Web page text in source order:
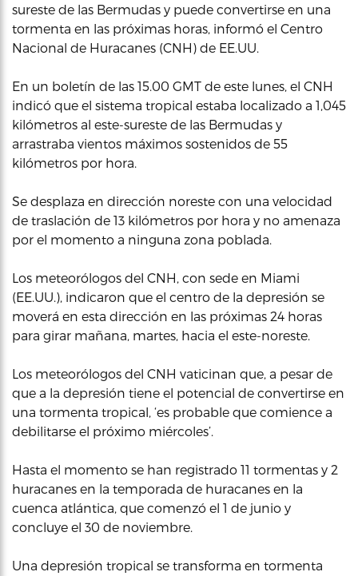
sureste de las Bermudas y puede convertirse en una
tormenta en las próximas horas, informó el Centro
Nacional de Huracanes (CNH) de EE.UU.
En un boletín de las 15.00 GMT de este lunes, el CNH
indicó que el sistema tropical estaba localizado a 1,045
kilómetros al este-sureste de las Bermudas y
arrastraba vientos máximos sostenidos de 55
kilómetros por hora.
Se desplaza en dirección noreste con una velocidad
de traslación de 13 kilómetros por hora y no amenaza
por el momento a ninguna zona poblada.
Los meteorólogos del CNH, con sede en Miami
(EE.UU.), indicaron que el centro de la depresión se
moverá en esta dirección en las próximas 24 horas
para girar mañana, martes, hacia el este-noreste.
Los meteorólogos del CNH vaticinan que, a pesar de
que a la depresión tiene el potencial de convertirse en
una tormenta tropical, ‘es probable que comience a
debilitarse el próximo miércoles’.
Hasta el momento se han registrado 11 tormentas y 2
huracanes en la temporada de huracanes en la
cuenca atlántica, que comenzó el 1 de junio y
concluye el 30 de noviembre.
Una depresión tropical se transforma en tormenta